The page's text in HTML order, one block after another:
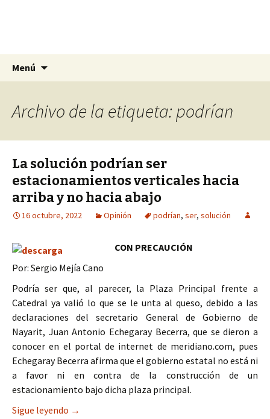
La Yunta de Tepic
La nueva opción en información
Menú
Archivo de la etiqueta: podrían
La solución podrían ser
estacionamientos verticales hacia
arriba y no hacia abajo
16 octubre, 2022 Opinión podrían, ser, solución
CON PRECAUCIÓN
Por: Sergio Mejía Cano
Podría ser que, al parecer, la Plaza Principal frente a
Catedral ya valió lo que se le unta al queso, debido a las
declaraciones del secretario General de Gobierno de
Nayarit, Juan Antonio Echegaray Becerra, que se dieron a
conocer en el portal de internet de meridiano.com, pues
Echegaray Becerra afirma que el gobierno estatal no está ni
a favor ni en contra de la construcción de un
estacionamiento bajo dicha plaza principal.
Sigue leyendo La solución podrían ser estacionamientos
→